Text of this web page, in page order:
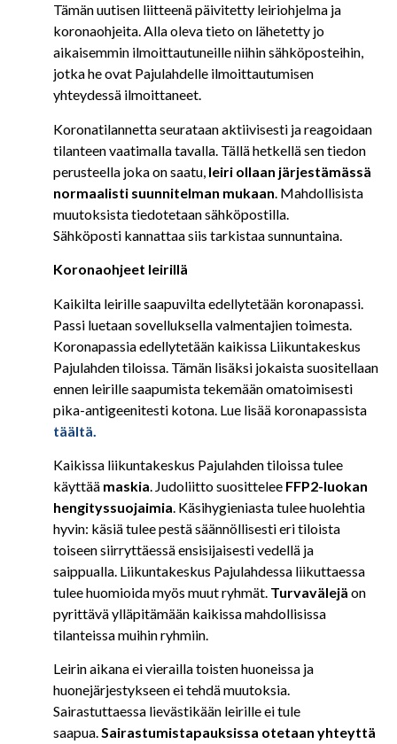
Tämän uutisen liitteenä päivitetty leiriohjelma ja
koronaohjeita. Alla oleva tieto on lähetetty jo
aikaisemmin ilmoittautuneille niihin sähköposteihin,
jotka he ovat Pajulahdelle ilmoittautumisen
yhteydessä ilmoittaneet.
Koronatilannetta seurataan aktiivisesti ja reagoidaan
tilanteen vaatimalla tavalla. Tällä hetkellä sen tiedon
perusteella joka on saatu, leiri ollaan järjestämässä
normaalisti suunnitelman mukaan . Mahdollisista
muutoksista tiedotetaan sähköpostilla.
Sähköposti kannattaa siis tarkistaa sunnuntaina.
Koronaohjeet leirillä
Kaikilta leirille saapuvilta edellytetään koronapassi.
Passi luetaan sovelluksella valmentajien toimesta.
Koronapassia edellytetään kaikissa Liikuntakeskus
Pajulahden tiloissa. Tämän lisäksi jokaista suositellaan
ennen leirille saapumista tekemään omatoimisesti
pika-antigeenitesti kotona. Lue lisää koronapassista
täältä.
Kaikissa liikuntakeskus Pajulahden tiloissa tulee
käyttää maskia. Judoliitto suosittelee FFP2-luokan
hengityssuojaimia. Käsihygieniasta tulee huolehtia
hyvin: käsiä tulee pestä säännöllisesti eri tiloista
toiseen siirryttäessä ensisijaisesti vedellä ja
saippualla. Liikuntakeskus Pajulahdessa liikuttaessa
tulee huomioida myös muut ryhmät. Turvavälejä on
pyrittävä ylläpitämään kaikissa mahdollisissa
tilanteissa muihin ryhmiin.
Leirin aikana ei vierailla toisten huoneissa ja
huonejärjestykseen ei tehdä muutoksia.
Sairastuttaessa lievästikään leirille ei tule
saapua.Sairastumistapauksissa otetaan yhteyttä